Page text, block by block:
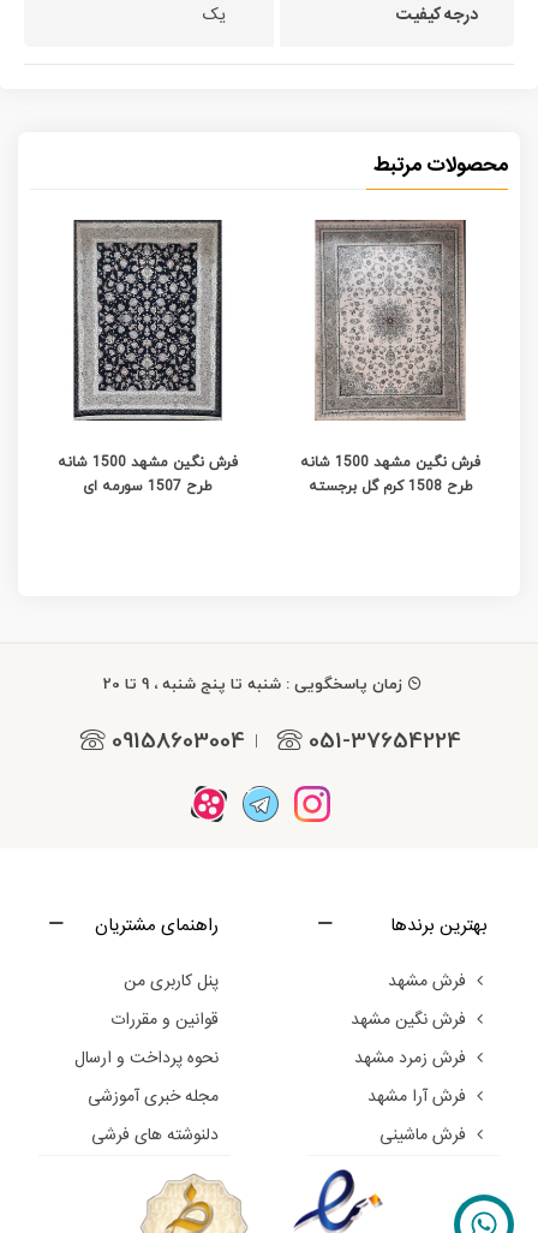
درجه کیفیت یک
محصولات مرتبط
فرش نگین مشهد 1500 شانه
طرح 1508 کرم گل برجسته
فرش نگین مشهد 1500 شانه
طرح 1507 سورمه ای
زمان پاسخگویی : شنبه تا پنج شنبه ، 9 تا 20
051-37654224
|
09158603004
بهترین برندها
فرش مشهد
فرش نگین مشهد
فرش زمرد مشهد
فرش آرا مشهد
فرش ماشینی
راهنمای مشتریان
پنل کاربری من
قوانین و مقررات
نحوه پرداخت و ارسال
مجله خبری آموزشی
دلنوشته های فرشی